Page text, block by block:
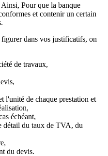
Pour que la banque
et contenir un certain
dans vos justificatifs, on
de travaux,
l'unité de chaque prestation et
échéant,
détail du taux de TVA, du
du devis.